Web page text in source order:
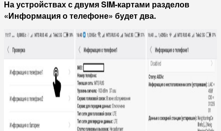
На устройствах с двумя SIM-картами разделов
«Информация о телефоне» будет два.